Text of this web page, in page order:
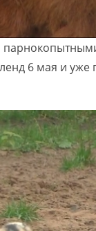
6 мая и уже